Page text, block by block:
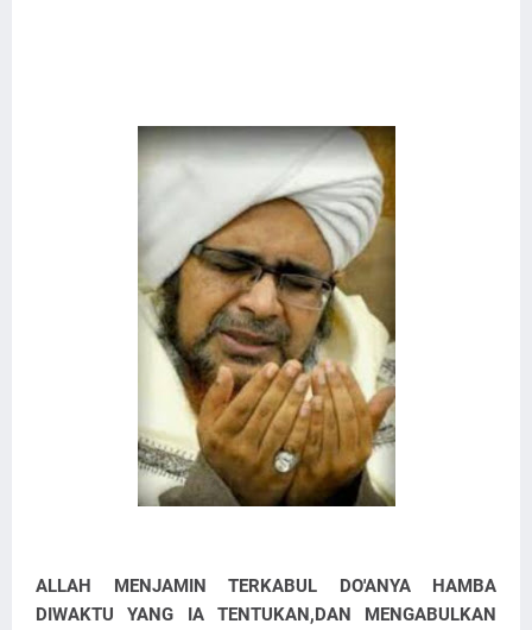
ALLAH MENJAMIN TERKABUL DO'ANYA HAMBA
DIWAKTU YANG IA TENTUKAN,DAN MENGABULKAN